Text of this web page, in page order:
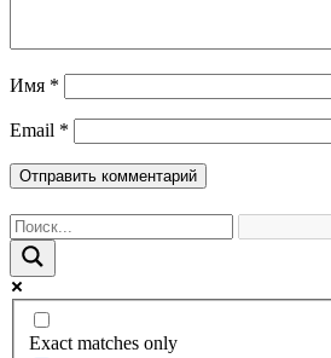
Имя *
Email *
Exact matches only